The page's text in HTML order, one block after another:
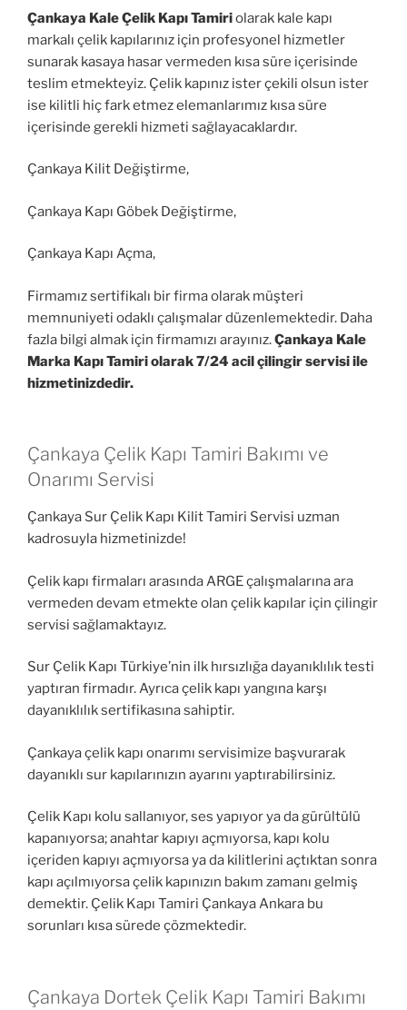
Çankaya Kale Çelik Kapı Tamiriolarak kale kapı
markalı çelik kapılarınız için profesyonel hizmetler
sunarak kasaya hasar vermeden kısa süre içerisinde
teslim etmekteyiz. Çelik kapınız ister çekili olsun ister
ise kilitli hiç fark etmez elemanlarımız kısa süre
içerisinde gerekli hizmeti sağlayacaklardır.
Çankaya Kilit Değiştirme,
Çankaya Kapı Göbek Değiştirme,
Çankaya Kapı Açma,
Firmamız sertifikalı bir firma olarak müşteri
memnuniyeti odaklı çalışmalar düzenlemektedir. Daha
fazla bilgi almak için firmamızı arayınız.Çankaya Kale
Marka Kapı Tamiri olarak 7/24 acil çilingir servisi ile
hizmetinizdedir.
Çankaya Çelik Kapı Tamiri Bakımı ve
Onarımı Servisi
Çankaya Sur Çelik Kapı Kilit Tamiri Servisi uzman
kadrosuyla hizmetinizde!
Çelik kapı firmaları arasında ARGE çalışmalarına ara
vermeden devam etmekte olan çelik kapılar için çilingir
servisi sağlamaktayız.
Sur Çelik Kapı Türkiye’nin ilk hırsızlığa dayanıklılık testi
yaptıran firmadır. Ayrıca çelik kapı yangına karşı
dayanıklılık sertifikasına sahiptir.
Çankaya çelik kapı onarımı servisimize başvurarak
dayanıklı sur kapılarınızın ayarını yaptırabilirsiniz.
Çelik Kapı kolu sallanıyor, ses yapıyor ya da gürültülü
kapanıyorsa; anahtar kapıyı açmıyorsa, kapı kolu
içeriden kapıyı açmıyorsa ya da kilitlerini açtıktan sonra
kapı açılmıyorsa çelik kapınızın bakım zamanı gelmiş
demektir. Çelik Kapı Tamiri Çankaya Ankara bu
sorunları kısa sürede çözmektedir.
Çankaya Dortek Çelik Kapı Tamiri Bakımı